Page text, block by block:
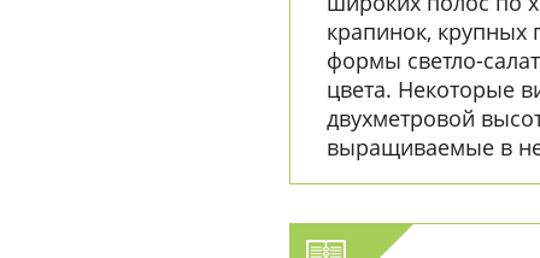
крапинок, крупных
формы светло-
цвета. Некоторые
двухметровой
выращиваемые в